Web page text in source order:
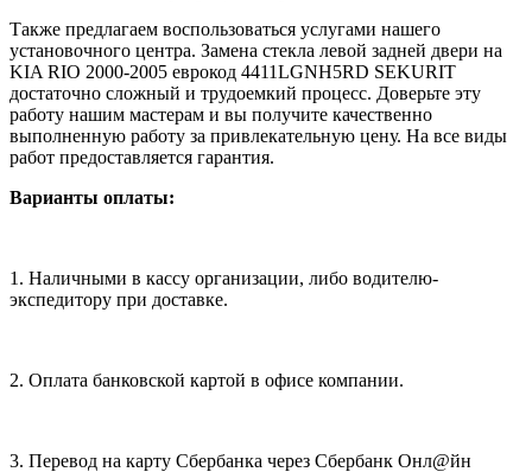
Также предлагаем воспользоваться услугами нашего
установочного центра. Замена стекла левой задней двери на
KIA RIO 2000-2005 еврокод 4411LGNH5RD SEKURIT
достаточно сложный и трудоемкий процесс. Доверьте эту
работу нашим мастерам и вы получите качественно
выполненную работу за привлекательную цену. На все виды
работ предоставляется гарантия.
Варианты оплаты:
1. Наличными в кассу организации, либо водителю-
экспедитору при доставке.
2. Оплата банковской картой в офисе компании.
3. Перевод на карту Сбербанка через Сбербанк Онл@йн